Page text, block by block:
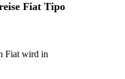
Fiat Tipo
Fiat wird in